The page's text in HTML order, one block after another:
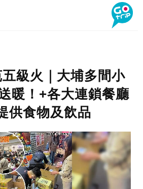
級火｜大埔多間小
暖！+各大連鎖餐廳
供食物及飲品